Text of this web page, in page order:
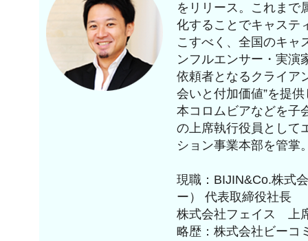
をリリース。これまで
化することでキャステ
こすべく、全国のキャ
ンフルエンサー・実演
依頼者となるクライア
会いと付加価値”を提
本コロムビアなどを子
の上席執行役員として
ション事業本部を管掌
現職：BIJIN&Co.株式
ー） 代表取締役社長
株式会社フェイス 上
略歴：株式会社ビー